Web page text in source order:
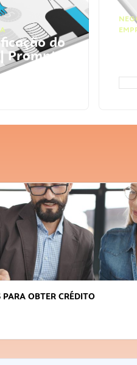
do
| Prompts
PARA OBTER CRÉDITO